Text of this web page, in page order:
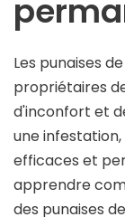
Les punaises
propriétaires
d'inconfort et
une infestation,
efficaces et
apprendre
des punaises